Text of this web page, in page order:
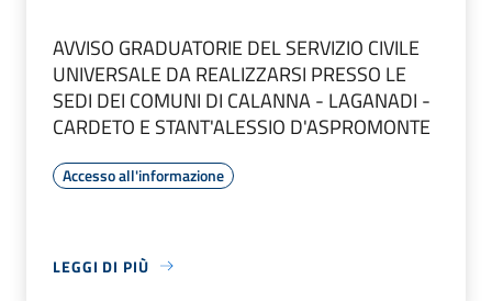
AVVISO GRADUATORIE DEL SERVIZIO CIVILE
UNIVERSALE DA REALIZZARSI PRESSO LE
SEDI DEI COMUNI DI CALANNA - LAGANADI -
CARDETO E STANT'ALESSIO D'ASPROMONTE
Accesso all'informazione
LEGGI DI PIÙ